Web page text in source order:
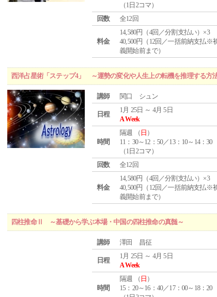
（1日2コマ）
回数
全12回
料金
14,580円（4回／分割支払い）×3
40,500円（12回／一括前納支払※
義開始前まで）
西洋占星術「ステップ4」 ～運勢の変化や人生上の転機を推理する方
講師 関口 シュン
日程
1月 25日 ～ 4月 5日
A Week
時間
隔週 （ 日 ）
11：30～12：50／13：10～14：30
（1日2コマ）
回数
全12回
料金
14,580円（4回／分割支払い）×3
40,500円（12回／一括前納支払※
義開始前まで）
四柱推命Ⅱ ～基礎から学ぶ本場・中国の四柱推命の真髄～
講師 澤田 昌征
日程
1月 25日 ～ 4月 5日
A Week
時間
隔週 （ 日 ）
15：20～16：40／17：00～18：20